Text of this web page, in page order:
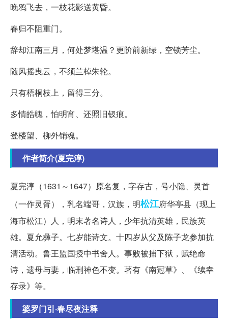
晚鸦飞去，一枝花影送黄昏。
春归不阻重门。
辞却江南三月，何处梦堪温？更阶前新绿，空锁芳尘。
随风摇曳云，不须兰棹朱轮。
只有梧桐枝上，留得三分。
多情皓魄，怕明宵、还照旧钗痕。
登楼望、柳外销魂。
作者简介(夏完淳)
夏完淳（1631～1647）原名复，字存古，号小隐、灵首
（一作灵胥），乳名端哥，汉族，明松江府华亭县（现上
海市松江）人，明末著名诗人，少年抗清英雄，民族英
雄。夏允彝子。七岁能诗文。十四岁从父及陈子龙参加抗
清活动。鲁王监国授中书舍人。事败被捕下狱，赋绝命
诗，遗母与妻，临刑神色不变。著有《南冠草》、《续幸
存录》等。
婆罗门引·春尽夜注释